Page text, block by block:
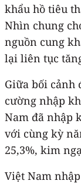
khẩu hồ tiêu
Nhìn chung
nguồn cung
lại liên tục
Giữa bối cảnh
cường nhập
Nam đã nhập
với cùng kỳ
25,3%, kim
Việt Nam